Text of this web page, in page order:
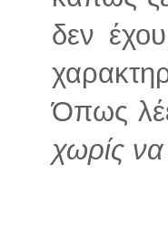
δεν
Όπως
χωρίς